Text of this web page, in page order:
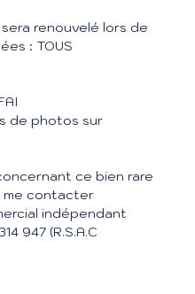
renouvelé lors de
: TOUS
de photos sur
ce bien rare
me contacter
indépendant
947 (R.S.A.C